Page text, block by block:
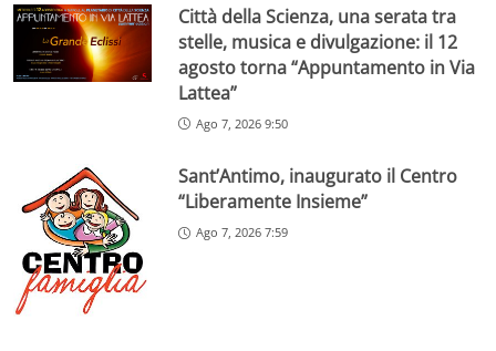
Città della Scienza, una serata tra
stelle, musica e divulgazione: il 12
agosto torna “Appuntamento in Via
Lattea”
Ago 7, 2026 9:50
Sant’Antimo, inaugurato il Centro
“Liberamente Insieme”
Ago 7, 2026 7:59